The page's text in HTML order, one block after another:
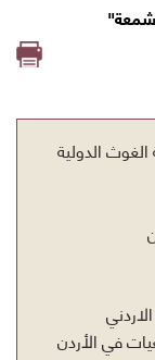
الدولية
في الأردن